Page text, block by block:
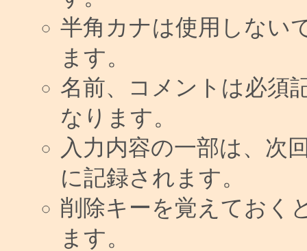
半角カナは使用しない
ます。
名前、コメントは必須
なります。
入力内容の一部は、次
に記録されます。
削除キーを覚えておく
ます。